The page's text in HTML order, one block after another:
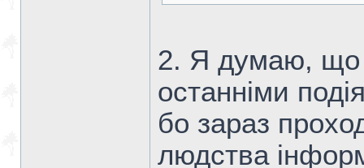
2. Я думаю, що
останніми
бо зараз
людства